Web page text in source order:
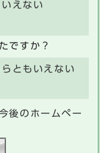
えない
ですか？
らともいえない
後のホームペー